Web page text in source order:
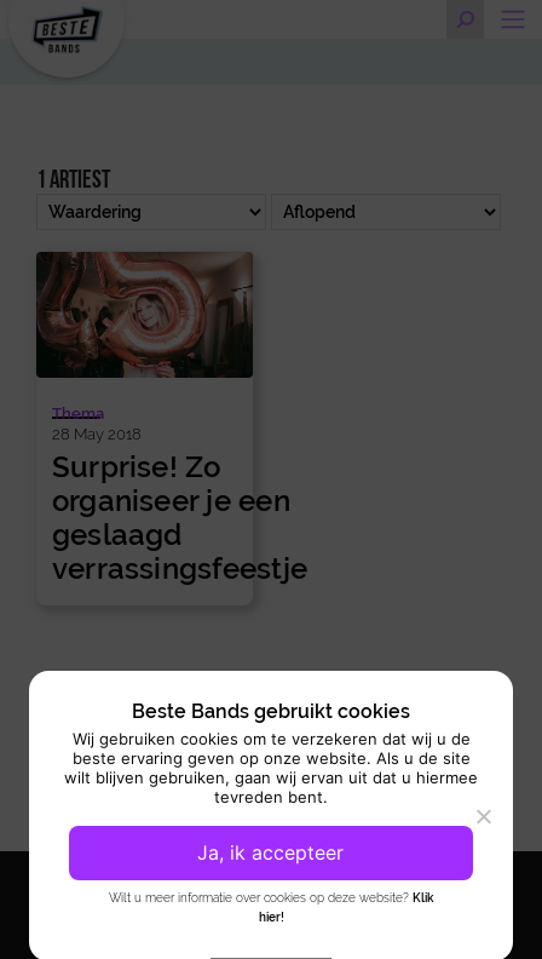
1 artiest
Thema
28 May 2018
Surprise! Zo
organiseer je een
geslaagd
verrassingsfeestje
Beste Bands gebruikt cookies
Wij gebruiken cookies om te verzekeren dat wij u de
beste ervaring geven op onze website. Als u de site
wilt blijven gebruiken, gaan wij ervan uit dat u hiermee
tevreden bent.
Wilt u meer informatie over cookies op deze website? Klik
hier!
Ja, ik accepteer